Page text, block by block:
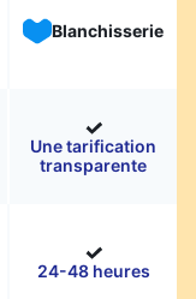
Blanchisserie
Une tarification
transparente
24-48 heures